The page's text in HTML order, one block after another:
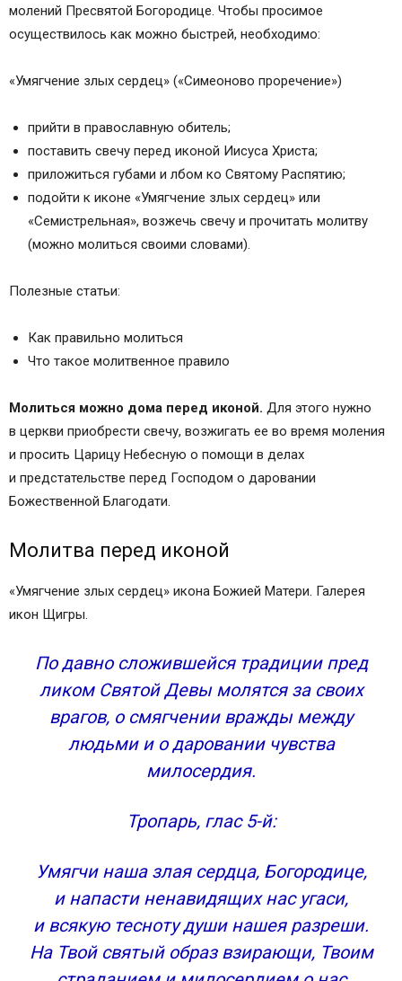
молений Пресвятой Богородице. Чтобы просимое
осуществилось как можно быстрей, необходимо:
«Умягчение злых сердец» («Симеоново проречение»)
прийти в православную обитель;
поставить свечу перед иконой Иисуса Христа;
приложиться губами и лбом ко Святому Распятию;
подойти к иконе «Умягчение злых сердец» или
«Семистрельная», возжечь свечу и прочитать молитву
(можно молиться своими словами).
Полезные статьи:
Как правильно молиться
Что такое молитвенное правило
Молиться можно дома перед иконой. Для этого нужно
в церкви приобрести свечу, возжигать ее во время моления
и просить Царицу Небесную о помощи в делах
и предстательстве перед Господом о даровании
Божественной Благодати.
Молитва перед иконой
«Умягчение злых сердец» икона Божией Матери. Галерея
икон Щигры.
По давно сложившейся традиции пред
ликом Святой Девы молятся за своих
врагов, о смягчении вражды между
людьми и о даровании чувства
милосердия.
Тропарь, глас 5-й:
Умягчи наша злая сердца, Богородице,
и напасти ненавидящих нас угаси,
и всякую тесноту души нашея разреши.
Hа Твой святый образ взирающи, Твоим